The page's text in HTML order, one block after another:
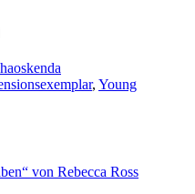
, Young
von Rebecca Ross